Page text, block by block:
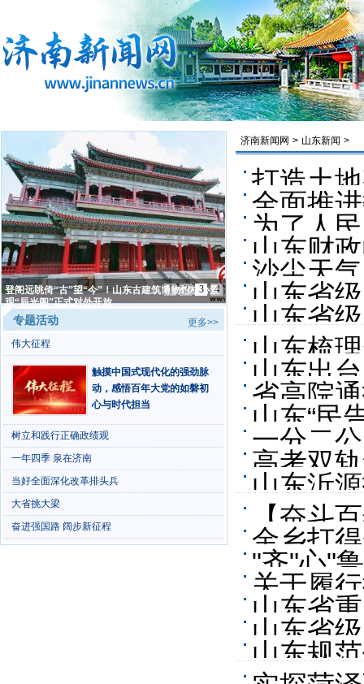
济南新闻网 > 山东新闻 >
打造土
全面推
为了人
山东财
沙尘天
山东省
励
山东省
山东梳
山东出
营经济
省高院
山东“民
一分二
高考双
职业教
山东沂
【奋斗
山：传
金乡打
"齐"心"
关于履
山东省
成投资
山东省
山东规
登阁远眺倚“古”望“今”！山东古建筑博物馆核心景
观“辰光阁”正式对外开放
1 2 3 4
更多>>
专题活动
伟大征程
触摸中国式现代化的强劲脉
动，感悟百年大党的如磐初
心与时代担当
树立和践行正确政绩观
一年四季 泉在济南
当好全面深化改革排头兵
大省挑大梁
奋进强国路 阔步新征程